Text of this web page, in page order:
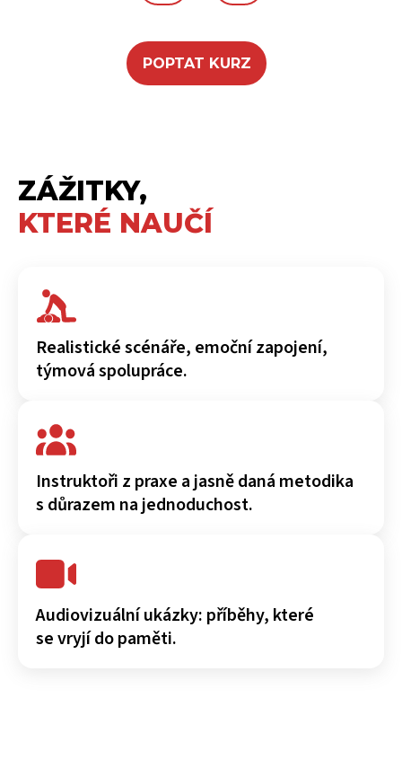
POPTAT KURZ
ZÁŽITKY,
KTERÉ NAUČÍ
Realistické scénáře, emoční zapojení,
týmová spolupráce.
Instruktoři z praxe a jasně daná metodika
s důrazem na jednoduchost.
Audiovizuální ukázky: příběhy, které
se vryjí do paměti.